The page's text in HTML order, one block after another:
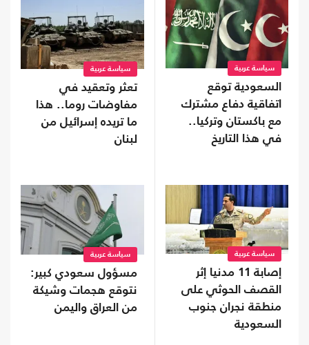
سياسة عربية
السعودية توقع
اتفاقية دفاع مشترك
مع باكستان وتركيا..
في هذا التاريخ
سياسة عربية
تعثر وتعقيد في
مفاوضات روما.. هذا
ما تريده إسرائيل من
لبنان
سياسة عربية
إصابة 11 مدنيا إثر
القصف الحوثي على
منطقة نجران جنوب
السعودية
سياسة عربية
مسؤول سعودي كبير:
نتوقع هجمات وشيكة
من العراق واليمن